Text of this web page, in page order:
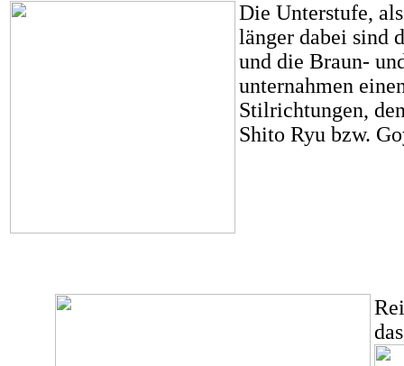
Die Unterstufe,
länger dabei sind
und die Braun-
unternahmen
Stilrichtungen,
Shito Ryu bzw.